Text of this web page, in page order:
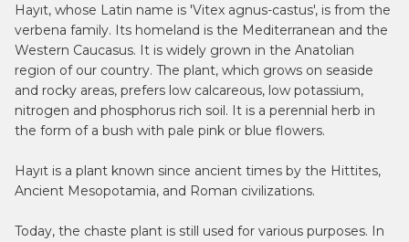
Hayıt, whose Latin name is 'Vitex agnus-castus', is from the
verbena family. Its homeland is the Mediterranean and the
Western Caucasus. It is widely grown in the Anatolian
region of our country. The plant, which grows on seaside
and rocky areas, prefers low calcareous, low potassium,
nitrogen and phosphorus rich soil. It is a perennial herb in
the form of a bush with pale pink or blue flowers.
Hayıt is a plant known since ancient times by the Hittites,
Ancient Mesopotamia, and Roman civilizations.
Today, the chaste plant is still used for various purposes. In